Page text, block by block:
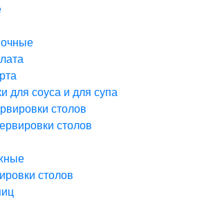
для соуса и для супа
столов
столов
столов